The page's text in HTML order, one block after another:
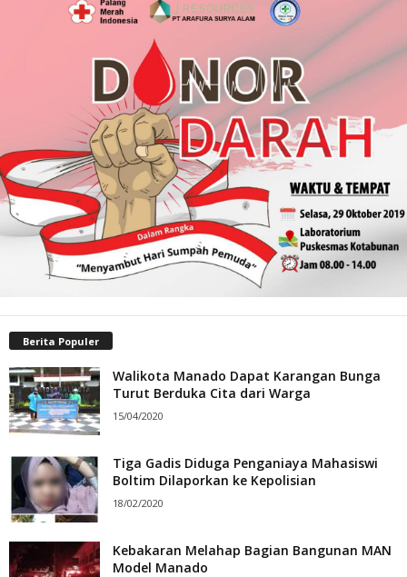
Berita Populer
Walikota Manado Dapat Karangan Bunga
Turut Berduka Cita dari Warga
15/04/2020
Tiga Gadis Diduga Penganiaya Mahasiswi
Boltim Dilaporkan ke Kepolisian
18/02/2020
Kebakaran Melahap Bagian Bangunan MAN
Model Manado